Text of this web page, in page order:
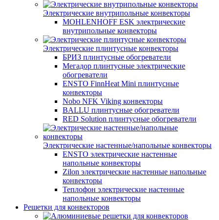
Электрические внутрипольные конвекторы
MOHLENHOFF ESK электрические
внутрипольные конвекторы
Электрические плинтусные конвекторы
БРИЗ плинтусные обогреватели
Мегадор плинтусные электрические
обогреватели
ENSTO FinnHeat Mini плинтусные
конвекторы
Nobo NFK Viking конвекторы
BALLU плинтусные обогреватели
RED Solution плинтусные обогреватели
Электрические настенные/напольные конвекторы
ENSTO электрические настенные
напольные конвекторы
Zilon электрические настенные напольные
конвекторы
Теплофон электрические настенные
напольные конвекторы
Решетки для конвекторов